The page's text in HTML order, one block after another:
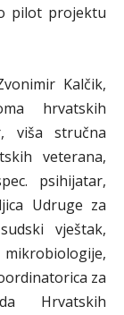
pilot projektu
Kalčik,
hrvatskih
viša stručna
veterana,
psihijatar,
Udruge za
vještak,
za
Hrvatskih